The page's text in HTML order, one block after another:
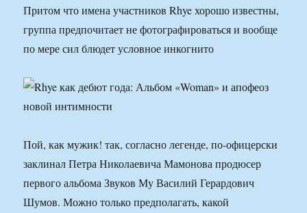
Притом что имена участников Rhye хорошо известны,
группа предпочитает не фотографироваться и вообще
по мере сил блюдет условное инкогнито
Пой, как мужик! так, согласно легенде, по-офицерски
заклинал Петра Николаевича Мамонова продюсер
первого альбома Звуков Му Василий Герардович
Шумов. Можно только предполагать, какой